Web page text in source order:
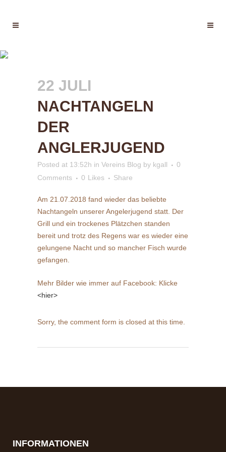
22 JULI
NACHTANGELN
DER
ANGLERJUGEND
Posted at 13:52h in Vereins Blog by kgall
0
Comments
0 Likes Share
Am 21.07.2018 fand wieder das beliebte
Nachtangeln unserer Angelerjugend statt. Der
Grill und ein trockenes Plätzchen standen
bereit und trotz des Regens war es wieder eine
gelungene Nacht und so mancher Fisch wurde
gefangen.
Mehr Bilder wie immer auf Facebook: Klicke
<hier>
Sorry, the comment form is closed at this time.
INFORMATIONEN